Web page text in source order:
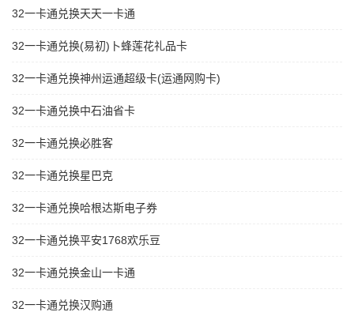
32一卡通兑换天天一卡通
32一卡通兑换(易初)卜蜂莲花礼品卡
32一卡通兑换神州运通超级卡(运通网购卡)
32一卡通兑换中石油省卡
32一卡通兑换必胜客
32一卡通兑换星巴克
32一卡通兑换哈根达斯电子券
32一卡通兑换平安1768欢乐豆
32一卡通兑换金山一卡通
32一卡通兑换汉购通